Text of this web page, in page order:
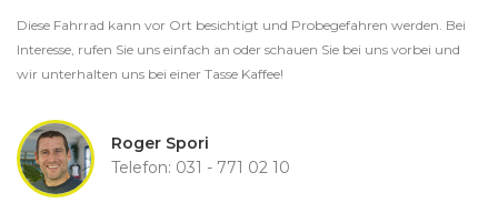
Diese Fahrrad kann vor Ort besichtigt und Probegefahren werden. Bei
Interesse, rufen Sie uns einfach an oder schauen Sie bei uns vorbei und
wir unterhalten uns bei einer Tasse Kaffee!
Roger Spori
Telefon: 031 - 771 02 10